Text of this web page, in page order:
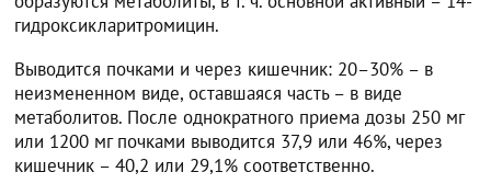
гидроксикларитромицин.
Выводится почками и через кишечник: 20–30% – в
неизмененном виде, оставшаяся часть – в виде
метаболитов. После однократного приема дозы 250 мг
или 1200 мг почками выводится 37,9 или 46%, через
кишечник – 40,2 или 29,1% соответственно.